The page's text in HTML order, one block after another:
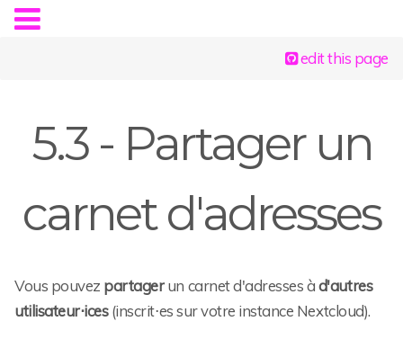
edit this page
5.3 - Partager un
carnet d'adresses
Vous pouvez partagerun carnet d'adresses àd'autres
utilisateur⋅ices(inscrit⋅es sur votre instance Nextcloud).